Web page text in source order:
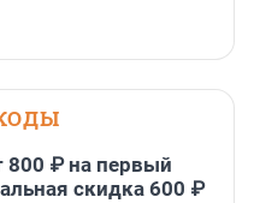
800 ₽ на первый
скидка 600 ₽